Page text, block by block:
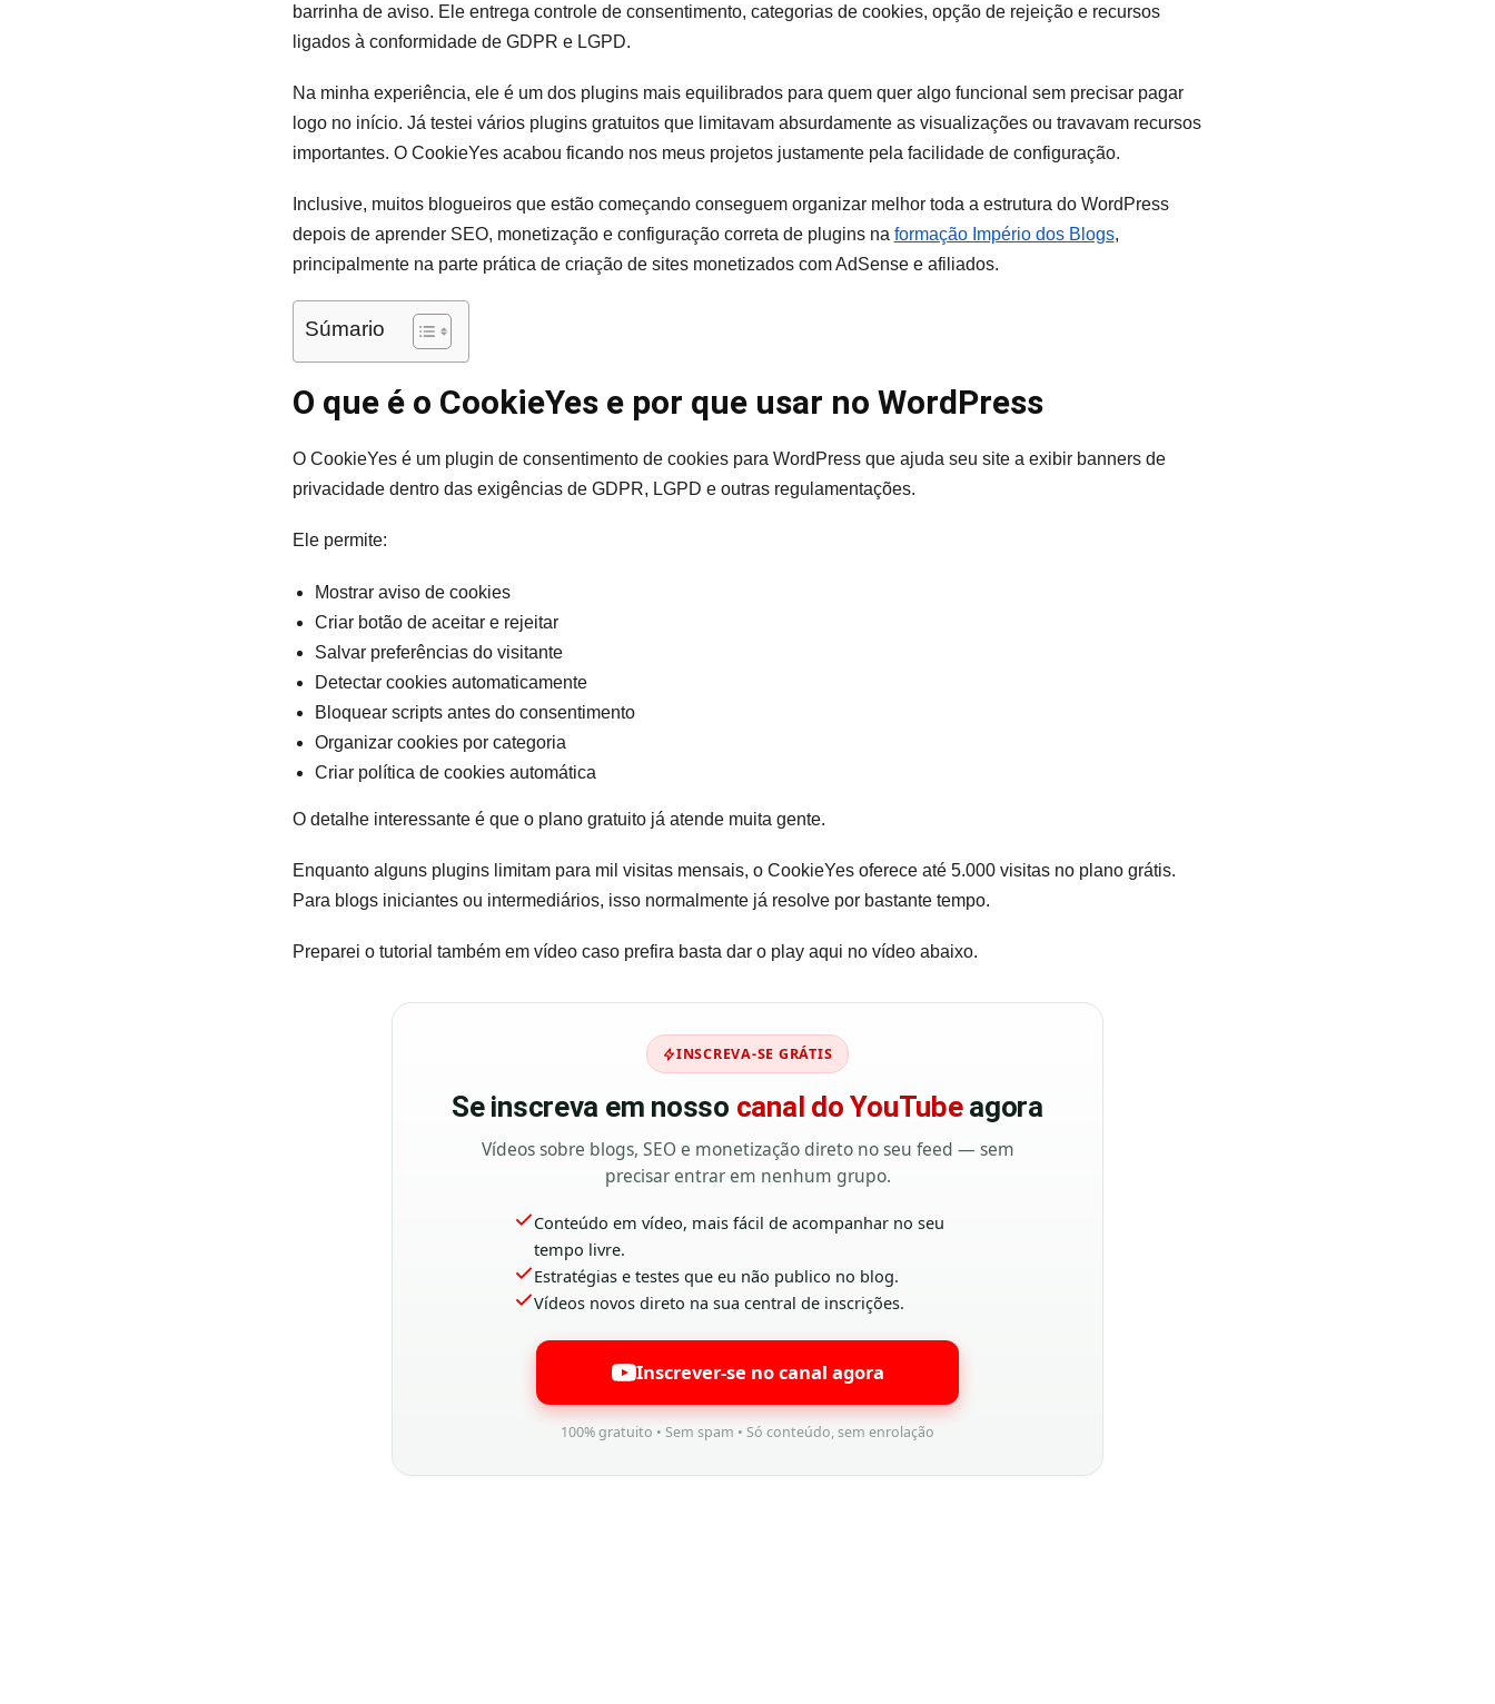
barrinha de aviso. Ele entrega controle de consentimento, categorias de cookies, opção de rejeição e recursos
ligados à conformidade de GDPR e LGPD.
Na minha experiência, ele é um dos plugins mais equilibrados para quem quer algo funcional sem precisar pagar
logo no início. Já testei vários plugins gratuitos que limitavam absurdamente as visualizações ou travavam recursos
importantes. O CookieYes acabou ficando nos meus projetos justamente pela facilidade de configuração.
Inclusive, muitos blogueiros que estão começando conseguem organizar melhor toda a estrutura do WordPress
depois de aprender SEO, monetização e configuração correta de plugins na formação Império dos Blogs,
principalmente na parte prática de criação de sites monetizados com AdSense e afiliados.
Súmario
O que é o CookieYes e por que usar no WordPress
O CookieYes é um plugin de consentimento de cookies para WordPress que ajuda seu site a exibir banners de
privacidade dentro das exigências de GDPR, LGPD e outras regulamentações.
Ele permite:
Mostrar aviso de cookies
Criar botão de aceitar e rejeitar
Salvar preferências do visitante
Detectar cookies automaticamente
Bloquear scripts antes do consentimento
Organizar cookies por categoria
Criar política de cookies automática
O detalhe interessante é que o plano gratuito já atende muita gente.
Enquanto alguns plugins limitam para mil visitas mensais, o CookieYes oferece até 5.000 visitas no plano grátis.
Para blogs iniciantes ou intermediários, isso normalmente já resolve por bastante tempo.
Preparei o tutorial também em vídeo caso prefira basta dar o play aqui no vídeo abaixo.
INSCREVA-SE GRÁTIS
Se inscreva em nosso canal do YouTubeagora
Vídeos sobre blogs, SEO e monetização direto no seu feed — sem
precisar entrar em nenhum grupo.
Conteúdo em vídeo, mais fácil de acompanhar no seu
tempo livre.
Estratégias e testes que eu não publico no blog.
Vídeos novos direto na sua central de inscrições.
Inscrever-se no canal agora
100% gratuito • Sem spam • Só conteúdo, sem enrolação